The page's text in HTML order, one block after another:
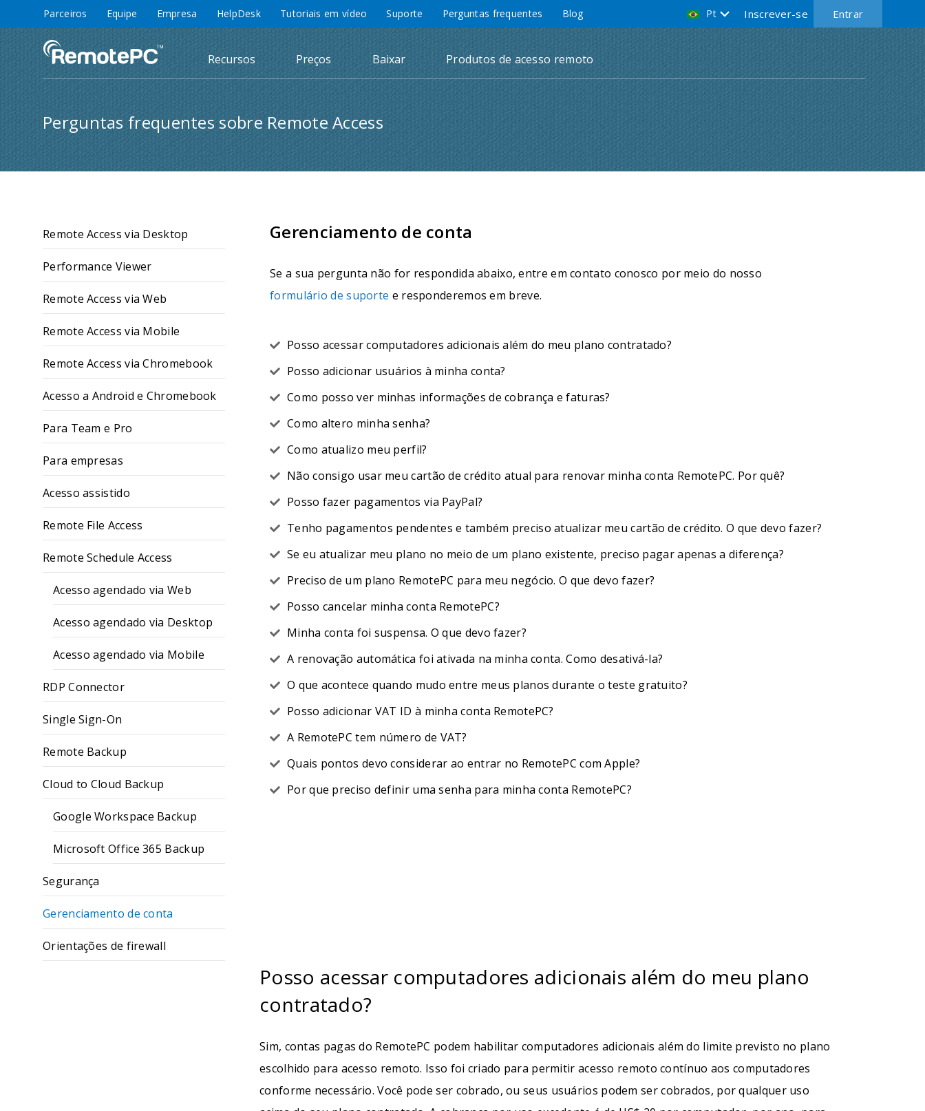
Parceiros Equipe Empresa HelpDesk Tutoriais em vídeo Suporte Perguntas frequentes Blog Pt Entrar
Inscrever-se
Recursos Preços Baixar Produtos de acesso remoto
Perguntas frequentes sobre Remote Access
Remote Access via Desktop
Performance Viewer
Remote Access via Web
Remote Access via Mobile
Remote Access via Chromebook
Acesso a Android e Chromebook
Para Team e Pro
Para empresas
Acesso assistido
Remote File Access
Remote Schedule Access
Acesso agendado via Web
Acesso agendado via Desktop
Acesso agendado via Mobile
RDP Connector
Single Sign-On
Remote Backup
Cloud to Cloud Backup
Google Workspace Backup
Microsoft Office 365 Backup
Segurança
Gerenciamento de conta
Orientações de firewall
Gerenciamento de conta
Se a sua pergunta não for respondida abaixo, entre em contato conosco por meio do nosso
formulário de suporte e responderemos em breve.
Posso acessar computadores adicionais além do meu plano contratado?
Posso adicionar usuários à minha conta?
Como posso ver minhas informações de cobrança e faturas?
Como altero minha senha?
Como atualizo meu perfil?
Não consigo usar meu cartão de crédito atual para renovar minha conta RemotePC. Por quê?
Posso fazer pagamentos via PayPal?
Tenho pagamentos pendentes e também preciso atualizar meu cartão de crédito. O que devo fazer?
Se eu atualizar meu plano no meio de um plano existente, preciso pagar apenas a diferença?
Preciso de um plano RemotePC para meu negócio. O que devo fazer?
Posso cancelar minha conta RemotePC?
Minha conta foi suspensa. O que devo fazer?
A renovação automática foi ativada na minha conta. Como desativá-la?
O que acontece quando mudo entre meus planos durante o teste gratuito?
Posso adicionar VAT ID à minha conta RemotePC?
A RemotePC tem número de VAT?
Quais pontos devo considerar ao entrar no RemotePC com Apple?
Por que preciso definir uma senha para minha conta RemotePC?
Posso acessar computadores adicionais além do meu plano
contratado?
Sim, contas pagas do RemotePC podem habilitar computadores adicionais além do limite previsto no plano
escolhido para acesso remoto. Isso foi criado para permitir acesso remoto contínuo aos computadores
conforme necessário. Você pode ser cobrado, ou seus usuários podem ser cobrados, por qualquer uso